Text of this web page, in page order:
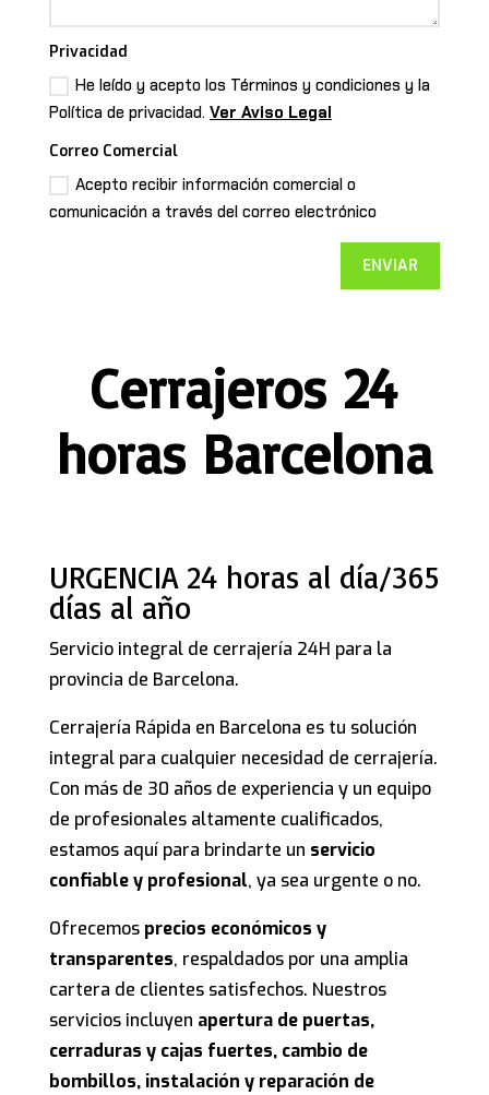
Privacidad
He leído y acepto los Términos y condiciones y la
Política de privacidad.Ver Aviso Legal
Correo Comercial
Acepto recibir información comercial o
comunicación a través del correo electrónico
ENVIAR
Cerrajeros 24
horas Barcelona
URGENCIA 24 horas al día/365
días al año
Servicio integral de cerrajería 24H para la
provincia de Barcelona.
Cerrajería Rápida en Barcelona es tu solución
integral para cualquier necesidad de cerrajería.
Con más de 30 años de experiencia y un equipo
de profesionales altamente cualificados,
estamos aquí para brindarte un servicio
confiable y profesional, ya sea urgente o no.
Ofrecemos precios económicos y
transparentes, respaldados por una amplia
cartera de clientes satisfechos. Nuestros
servicios incluyen apertura de puertas,
cerraduras y cajas fuertes, cambio de
bombillos, instalación y reparación de